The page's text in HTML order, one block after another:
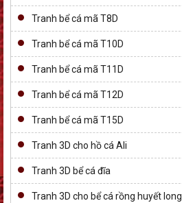
Tranh bể cá mã T8D
Tranh bể cá mã T10D
Tranh bể cá mã T11D
Tranh bể cá mã T12D
Tranh bể cá mã T15D
Tranh 3D cho hồ cá Ali
Tranh 3D bể cá đĩa
Tranh 3D cho bể cá rồng huyết long